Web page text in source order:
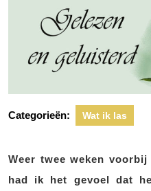
Categorieën: Wat ik las
Weer twee weken
had ik het gevoel dat